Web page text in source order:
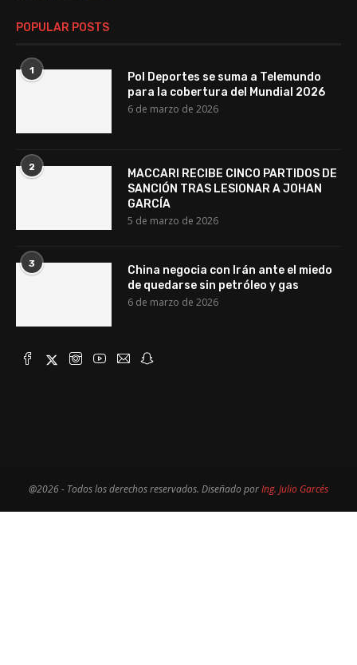
POPULAR POSTS
1
Pol Deportes se suma a Telemundo
para la cobertura del Mundial 2026
6 de marzo de 2026
2
MACCARI RECIBE CINCO PARTIDOS DE
SANCIÓN TRAS LESIONAR A JOHAN
GARCÍA
5 de marzo de 2026
3
China negocia con Irán ante el miedo
de quedarse sin petróleo y gas
6 de marzo de 2026
@2026 - Todos los derechos reservados. Diseñado porIng. Julio Garcés